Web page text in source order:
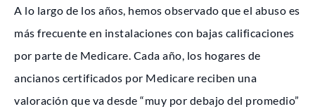
A lo largo de los años, hemos observado que el abuso es
más frecuente en instalaciones con bajas calificaciones
por parte de Medicare. Cada año, los hogares de
ancianos certificados por Medicare reciben una
valoración que va desde “muy por debajo del promedio”